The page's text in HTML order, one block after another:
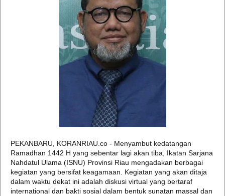
PEKANBARU, KORANRIAU.co - Menyambut kedatangan
Ramadhan 1442 H yang sebentar lagi akan tiba, Ikatan Sarjana
Nahdatul Ulama (ISNU) Provinsi Riau mengadakan berbagai
kegiatan yang bersifat keagamaan. Kegiatan yang akan ditaja
dalam waktu dekat ini adalah diskusi virtual yang bertaraf
international dan bakti sosial dalam bentuk sunatan massal dan